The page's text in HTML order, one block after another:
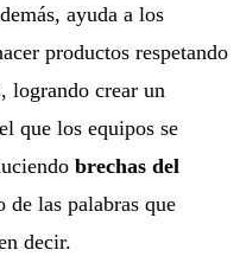
ayuda a los
productos respetando
logrando crear un
que los equipos se
brechas del
las palabras que
decir.